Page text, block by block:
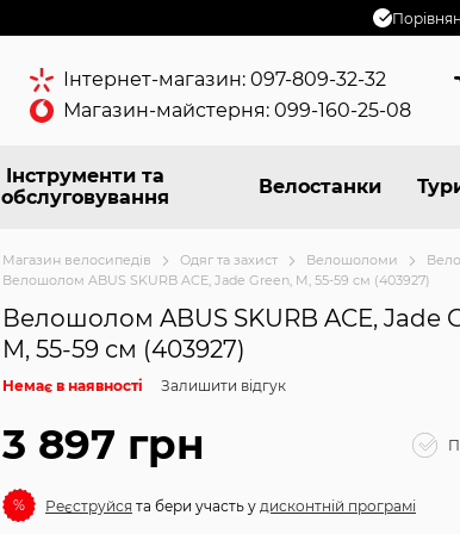
Інтернет-магазин: 097-809-32-32
Магазин-майстерня: 099-160-25-08
Інструменти та
обслуговування
Велостанки
Магазин велосипедів Одяг та захист Велошоломи
Велошолом ABUS SKURB ACE, Jade Green, M, 55-59 см (403927)
Велошолом ABUS SKURB ACE, Jade
M, 55-59 см (403927)
Немає в наявності Залишити відгук
3 897 грн
% Реєструйся та бери участь у дисконтній програмі